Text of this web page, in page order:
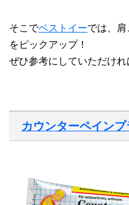
そこでベストイーでは、
をピックアップ！
ぜひ参考にしていただけれ
カウンターペインプ